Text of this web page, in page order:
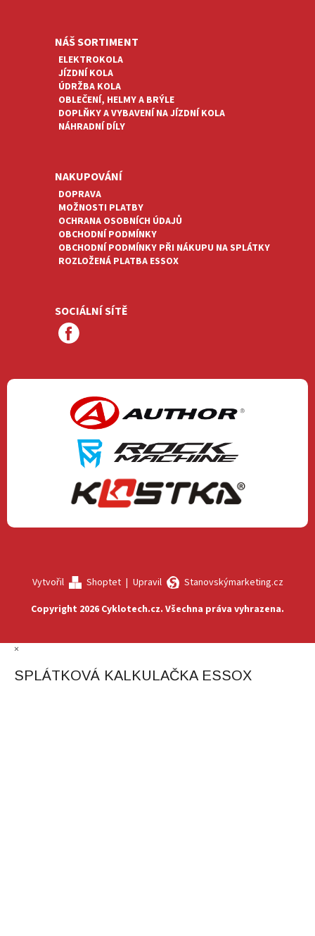
NÁŠ SORTIMENT
ELEKTROKOLA
JÍZDNÍ KOLA
ÚDRŽBA KOLA
OBLEČENÍ, HELMY A BRÝLE
DOPLŇKY A VYBAVENÍ NA JÍZDNÍ KOLA
NÁHRADNÍ DÍLY
NAKUPOVÁNÍ
DOPRAVA
MOŽNOSTI PLATBY
OCHRANA OSOBNÍCH ÚDAJŮ
OBCHODNÍ PODMÍNKY
OBCHODNÍ PODMÍNKY PŘI NÁKUPU NA SPLÁTKY
ROZLOŽENÁ PLATBA ESSOX
SOCIÁLNÍ SÍTĚ
Vytvořil Shoptet| Upravil
Stanovskýmarketing.cz
Copyright 2026 Cyklotech.cz. Všechna práva vyhrazena.
×
SPLÁTKOVÁ KALKULAČKA ESSOX